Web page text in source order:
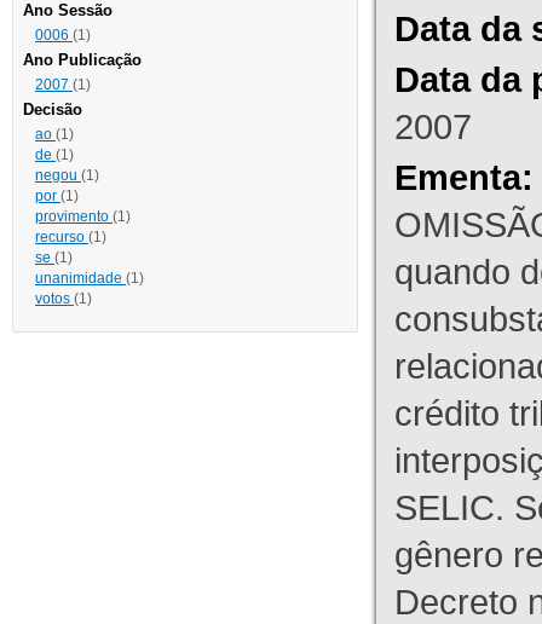
Ano Sessão
0006 (1)
Ano Publicação
2007 (1)
Decisão
ao (1)
de (1)
negou (1)
por (1)
provimento (1)
recurso (1)
se (1)
unanimidade (1)
votos (1)
Data da
Data da
2007
Ementa:
quando
crédito
SELIC.
gênero
Decreto